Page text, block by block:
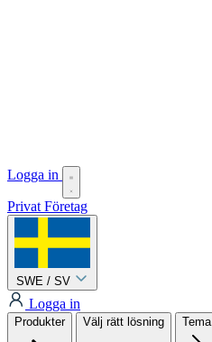
Logga in
Privat Företag
SWE / SV
Logga in
Produkter Välj rätt lösning Tema